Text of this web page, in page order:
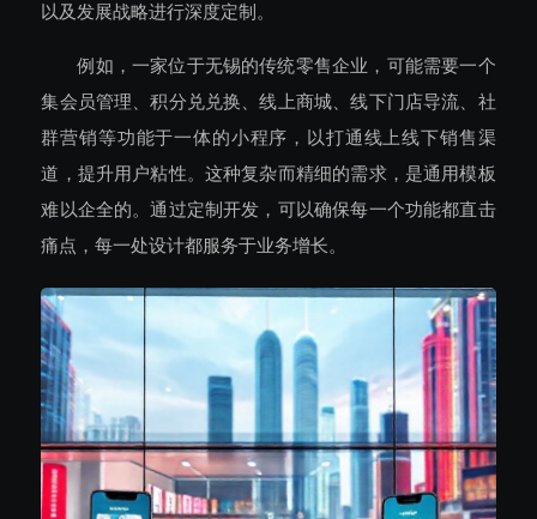
以及发展战略进行深度定制。
例如，一家位于无锡的传统零售企业，可能需要一个
集会员管理、积分兑兑换、线上商城、线下门店导流、社
群营销等功能于一体的小程序，以打通线上线下销售渠
道，提升用户粘性。这种复杂而精细的需求，是通用模板
难以企全的。通过定制开发，可以确保每一个功能都直击
痛点，每一处设计都服务于业务增长。